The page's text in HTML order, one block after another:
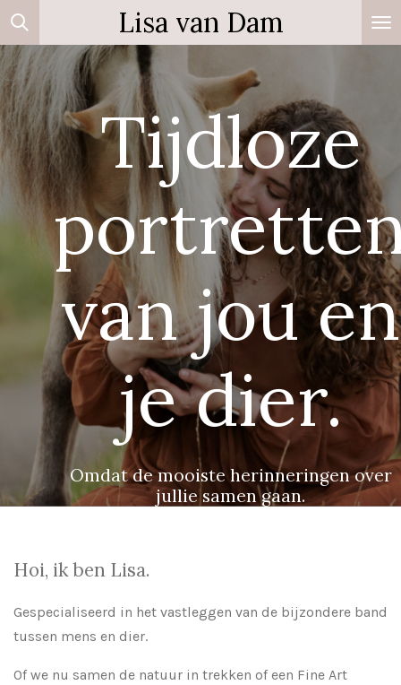
Ga
direct
naar
de
hoofdinhoud
Lisa van Dam
Tijdloze
van jou en
je dier.
Omdat de mooiste herinneringen over
jullie samen gaan.
Hoi, ik ben Lisa.
Gespecialiseerd in het vastleggen van de bijzondere band
tussen mens en dier.
Of we nu samen de natuur in trekken of een Fine Art